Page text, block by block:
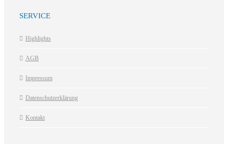
SERVICE
Highlights
AGB
Impressum
Datenschutzerklärung
Kontakt